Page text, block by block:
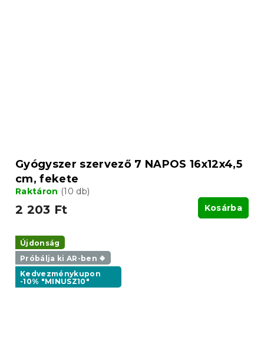
Gyógyszer szervező 7 NAPOS 16x12x4,5
cm, fekete
Raktáron (10 db)
2 203 Ft Kosárba
Újdonság
Próbálja ki AR-ben ❖
Kedvezménykupon
-10% "MINUSZ10"